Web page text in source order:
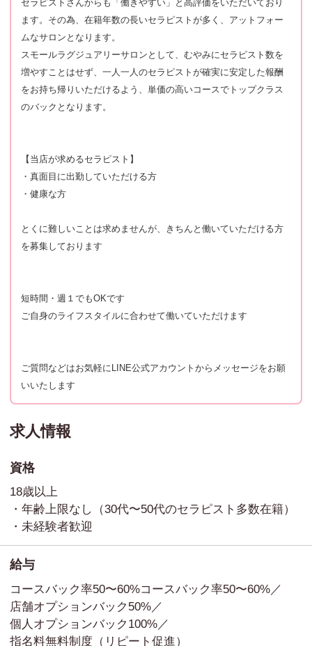
セラピストさんからも「働きやすい」と高評価をいただいており
ます。その為、在籍年数の長いセラピストが多く、アットフォー
ムなサロンとなります。
スモールラグジュアリーサロンとして、むやみにセラピスト数を
増やすことはせず、一人一人のセラピストが確実に安定した報酬
をお持ち帰りいただけるよう、単価の高いコースでトップクラス
のバックとなります。
【当店が求めるセラピスト】
・真面目に出勤していただける方
・健康な方
とくに難しいことは求めませんが、きちんと働いていただける方
を募集しております
短時間・週１でもOKです
ご自身のライフスタイルに合わせて働いていただけます
ご質問などはお気軽にLINE公式アカウントからメッセージをお願
いいたします
求人情報
資格
18歳以上
・年齢上限なし（30代〜50代のセラピスト多数在籍）
・未経験者歓迎
給与
コースバック率50〜60%コースバック率50〜60%／
店舗オプションバック50%／
個人オプションバック100%／
指名料無料制度（リピート促進）